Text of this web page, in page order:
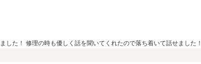
た！ 修理の時も優しく話を聞いてくれたので落ち着いて話せました！